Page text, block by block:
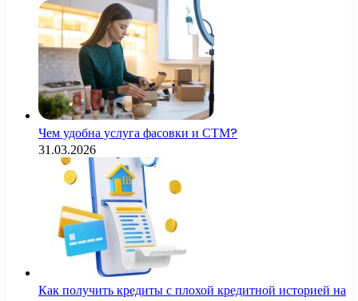
Чем удобна услуга фасовки и СТМ?
31.03.2026
Как получить кредиты с плохой кредитной историей на